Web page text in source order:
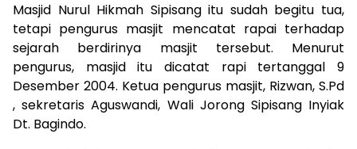
Masjid Nurul Hikmah Sipisang itu sudah begitu tua,
tetapi pengurus masjit mencatat rapai terhadap
sejarah berdirinya masjit tersebut. Menurut
pengurus, masjid itu dicatat rapi tertanggal 9
Desember 2004. Ketua pengurus masjit, Rizwan, S.Pd
, sekretaris Aguswandi, Wali Jorong Sipisang Inyiak
Dt. Bagindo.